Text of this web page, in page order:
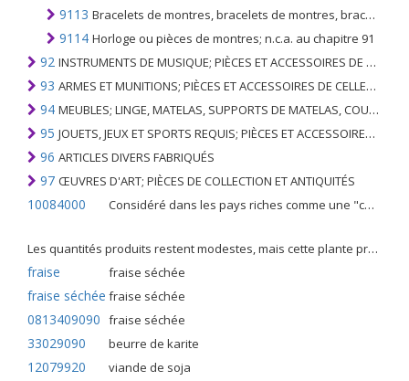
9113 Bracelets de montres, bracelets de montres, bracelets de montres et leurs parties
9114 Horloge ou pièces de montres; n.c.a. au chapitre 91
92 INSTRUMENTS DE MUSIQUE; PIÈCES ET ACCESSOIRES DE TELS ARTICLES
93 ARMES ET MUNITIONS; PIÈCES ET ACCESSOIRES DE CELLES-CI
94 MEUBLES; LINGE, MATELAS, SUPPORTS DE MATELAS, COUSSINS ET AMEUBLEMENT SIMILAIRE FARCI; LAMPES ET RACCORDS D'ÉCLAIRAGE, N.E.C .; SIGNES LUMINEUSES, PLAQUES DE NOMS LUMINEUSES ET SIMILAIRES; BÂTIMENTS PRÉFABRIQUÉS
95 JOUETS, JEUX ET SPORTS REQUIS; PIÈCES ET ACCESSOIRES DE CELLES-CI
96 ARTICLES DIVERS FABRIQUÉS
97 ŒUVRES D'ART; PIÈCES DE COLLECTION ET ANTIQUITÉS
10084000 Considéré dans les pays riches comme une "céréale mineure", le fonio blanc est une graminée de la famille des poaceae cultivée pour ses graines dans certaines régions d'Afrique.
Les quantités produits restent modestes, mais cette plante présente malgré tout de nombreuses qualités. Elle est utilisé dans l'alimentation humaine et entre dans la préparation de nombreuses recettes traditionnelles africaines comme le couscous, la bouillie, les boulettes, les beignets et même le pain.
fraise fraise séchée
fraise séchée fraise séchée
0813409090 fraise séchée
33029090 beurre de karite
12079920 viande de soja